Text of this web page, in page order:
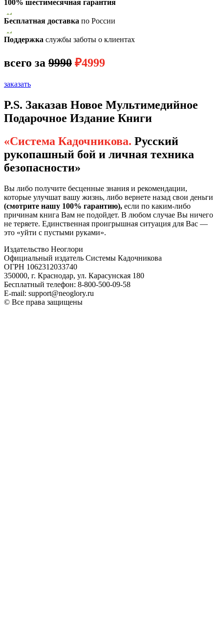
100% шестимесячная гарантия
Бесплатная доставка по России
Поддержка службы заботы о клиентах
всего за 9990 ₽4999
заказать
P.S. Заказав Новое Мультимедийное
Подарочное Издание Книги
«Система Кадочникова. Русский
рукопашный бой и личная техника
безопасности»
Вы либо получите бесценные знания и рекомендации,
которые улучшат вашу жизнь, либо вернете назад свои деньги
(смотрите нашу 100% гарантию), если по каким-либо
причинам книга Вам не подойдет. В любом случае Вы ничего
не теряете. Единственная проигрышная ситуация для Вас —
это «уйти с пустыми руками».
Издательство Неоглори
Официальный издатель Системы Кадочникова
ОГРН 1062312033740
350000, г. Краснодар, ул. Карасунская 180
Бесплатный телефон: 8-800-500-09-58
E-mail: support@neoglory.ru
© Все права защищены